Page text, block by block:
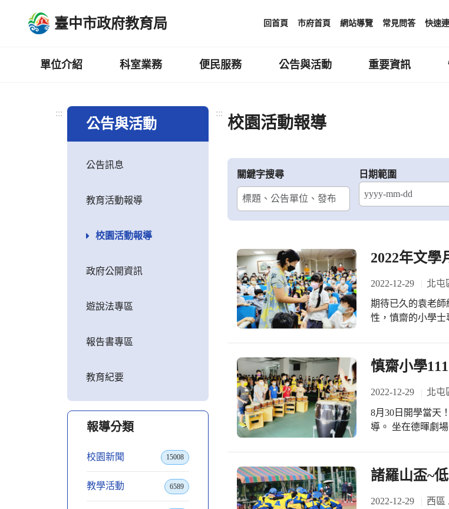
臺中市政府教育局 回首頁 市府首頁 網站導覽 常見問答 快速
單位介紹 科室業務 便民服務 公告與活動 重要資訊
:::
公告與活動
公告訊息
教育活動報導
校園活動報導
政府公開資訊
遊說法專區
報告書專區
教育紀要
報導分類
校園新聞 15008
教學活動 6589
:::
校園活動報導
關鍵字搜尋
日期範圍
結束日期
2022年文學
2022-12-29 北屯
期待已久的袁老
性，慎齋的小學
養，令袁老師深感
慎齋小學
2022-12-29 北屯
8月30日開學當天
導。 坐在德暉劇
和校長的禮物與
諸羅山盃~
2022-12-29 西區